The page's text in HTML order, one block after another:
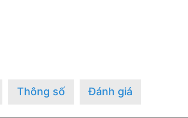
Thông số Đánh giá